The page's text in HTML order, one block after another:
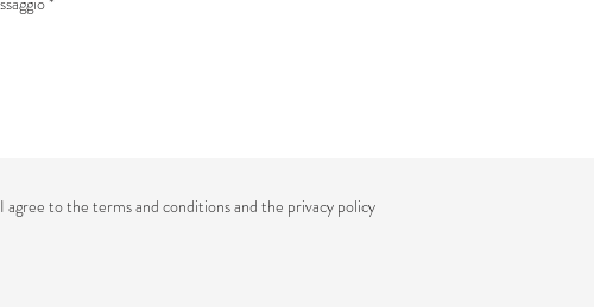
I agree to the terms and conditions and the privacy policy